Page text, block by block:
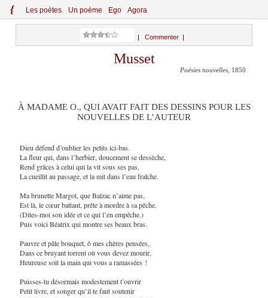
{ Les poètes Un poème Ego Agora
Commenter
Musset
Poésies nouvelles , 1850
À MADAME O., QUI AVAIT FAIT DES DESSINS POUR LES
NOUVELLES DE L’AUTEUR
Dieu défend d’oublier les petits ici-bas.
La fleur qui, dans l’herbier, doucement se dessèche,
Rend grâces à celui qui la vit sous ses pas,
La cueillit au passage, et la mit dans l’eau fraîche.
Ma brunette Margot, que Balzac n’aime pas,
Est là, le cœur battant, prête à mordre à sa pêche.
(Dites-moi son idée et ce qui l’en empêche.)
Puis voici Béatrix qui montre ses beaux bras.
Pauvre et pâle bouquet, ô mes chères pensées,
Dans ce bruyant torrent où vous devez mourir,
Heureuse soit la main qui vous a ramassées !
Puisses-tu désormais modestement t’ouvrir
Petit livre, et songer qu’il te faut soutenir